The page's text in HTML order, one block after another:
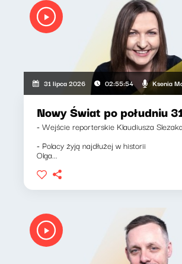
31 lipca 2026 02:55:54 Ksenia
Nowy Świat po południu
- Wejście reporterskie Klaudiusza Slezaka
- Polacy żyją najdłużej w historii
Olga...